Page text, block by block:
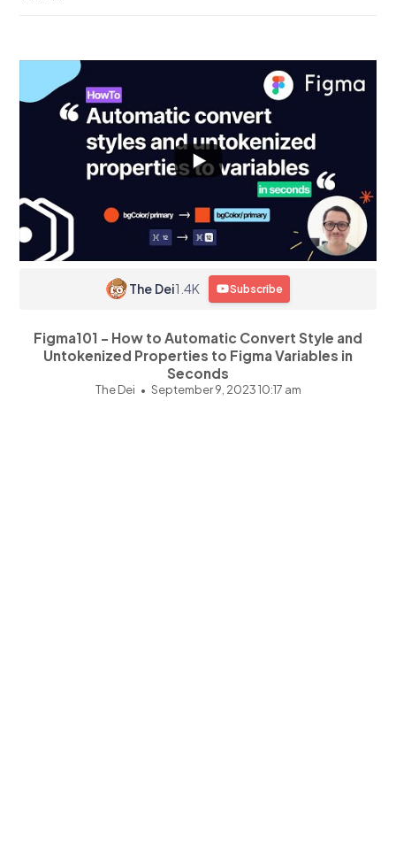
The Dei1.4K Subscribe
Figma101 - How to Automatic Convert Style and
Untokenized Properties to Figma Variables in
Seconds
The Dei September 9, 2023 10:17 am